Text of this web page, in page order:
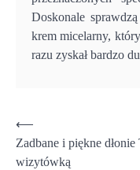
Doskonale
krem micelarny,
razu zyskał bardzo
Nawigacja
wpisu
⟵
Zadbane i piękne dłonie
wizytówką